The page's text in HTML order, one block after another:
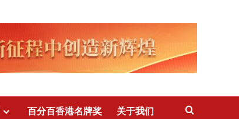
百分百香港名牌奖 关于我们